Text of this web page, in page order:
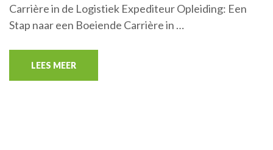
Carrière in de Logistiek Expediteur Opleiding: Een
Stap naar een Boeiende Carrière in …
LEES MEER